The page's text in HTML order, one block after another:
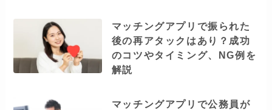
マッチングアプリで振られた
後の再アタックはあり？成功
のコツやタイミング、NG例を
解説
マッチングアプリで公務員が